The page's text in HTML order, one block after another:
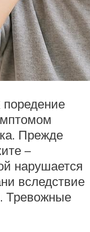
поредение
Прежде
–
нарушается
вследствие
Тревожные